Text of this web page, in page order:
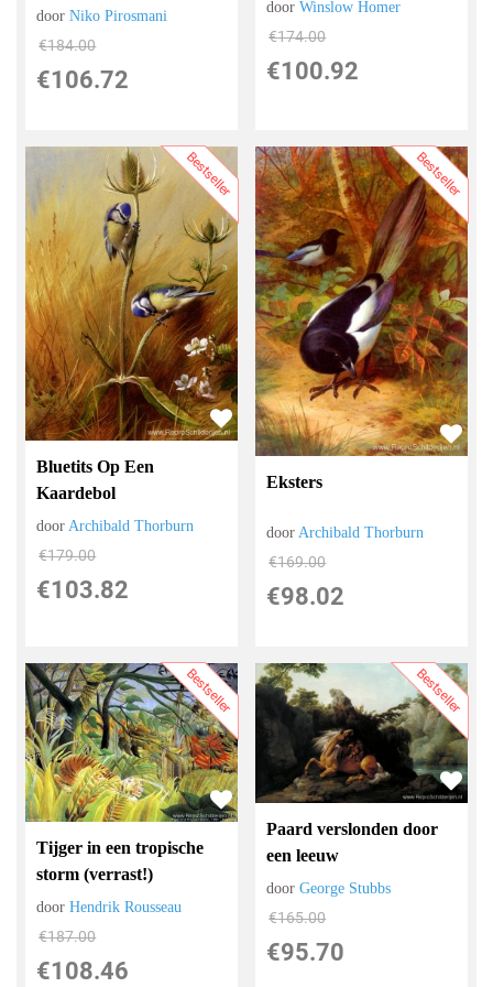
doorNiko Pirosmani
€184.00
€106.72
doorWinslow Homer
€174.00
€100.92
Bestseller
Bluetits Op Een
Kaardebol
door Archibald Thorburn
€179.00
€103.82
Bestseller
Eksters
doorArchibald Thorburn
€169.00
€98.02
Bestseller
Tijger in een tropische
storm (verrast!)
doorHendrik Rousseau
€187.00
€108.46
Bestseller
Paard verslonden door
een leeuw
doorGeorge Stubbs
€165.00
€95.70